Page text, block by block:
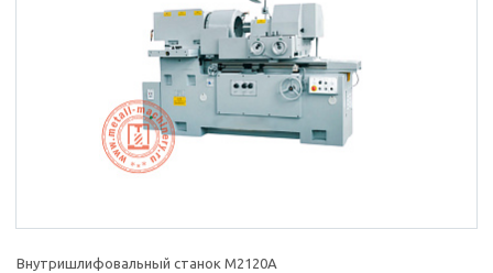
Внутришлифовальный станок M2120A